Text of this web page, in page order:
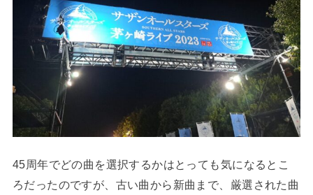
45周年でどの曲を選択するかはとっても気になるとこ
ろだったのですが、古い曲から新曲まで、厳選された曲